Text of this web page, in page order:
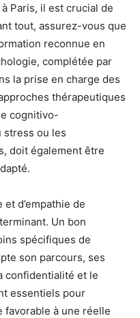
Paris, il est crucial de
tout, assurez-vous que
reconnue en
complétée par
la prise en charge des
thérapeutiques
cognitivo-
stress ou les
doit également être
et d’empathie de
Un bon
spécifiques de
son parcours, ses
confidentialité et le
essentiels pour
favorable à une réelle